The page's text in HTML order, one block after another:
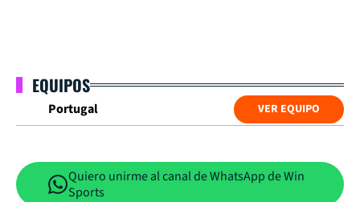
EQUIPOS
Portugal VER EQUIPO
Quiero unirme al canal de WhatsApp de Win
Sports